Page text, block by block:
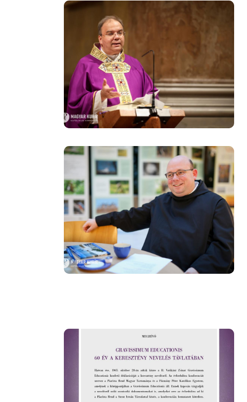
Image
Image
Image